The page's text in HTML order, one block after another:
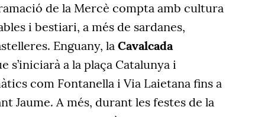
de la Mercè compta amb cultura
i bestiari, a més de sardanes,
Enguany, la Cavalcada
a la plaça Catalunya i
com Fontanella i Via Laietana fins a
Jaume. A més, durant les festes de la